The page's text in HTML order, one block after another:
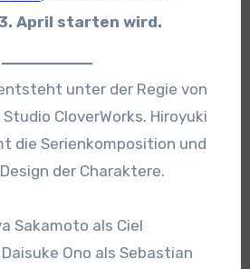
April starten wird.
unter der Regie von
CloverWorks. Hiroyuki
die Serienkomposition und
der Charaktere.
Sakamoto als Ciel
Ono als Sebastian